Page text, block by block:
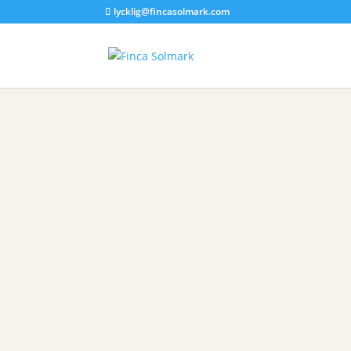
lycklig@fincasolmark.com